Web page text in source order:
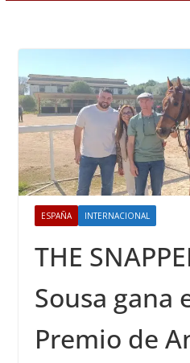
ESPAÑA INTERNACIONAL
THE
Sousa gana
Premio de